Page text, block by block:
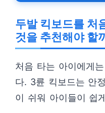
두발 킥보드를 처
것을 추천해야 할
처음 타는 아이에게
다. 3륜 킥보드는 안
이 쉬워 아이들이 쉽